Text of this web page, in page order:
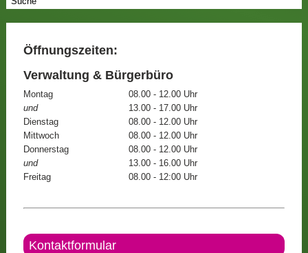
Öffnungszeiten:
Verwaltung & Bürgerbüro
Montag
08.00 - 12.00 Uhr
und
13.00 - 17.00 Uhr
Dienstag
08.00 - 12.00 Uhr
Mittwoch
08.00 - 12.00 Uhr
Donnerstag
08.00 - 12.00 Uhr
und
13.00 - 16.00 Uhr
Freitag
08.00 - 12:00 Uhr
Kontaktformular